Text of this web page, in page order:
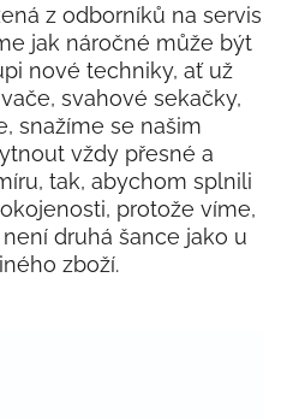
z odborníků na servis
jak náročné může být
nové techniky, ať už
svahové sekačky,
snažíme se našim
vždy přesné a
tak, abychom splnili
protože víme,
druhá šance jako u
zboží.